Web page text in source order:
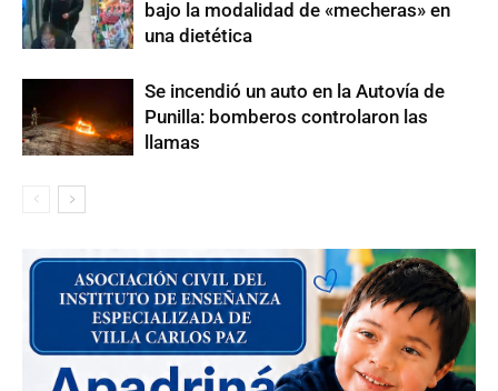
bajo la modalidad de «mecheras» en
una dietética
Se incendió un auto en la Autovía de
Punilla: bomberos controlaron las
llamas